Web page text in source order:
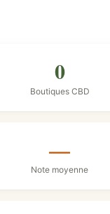
0
Boutiques CBD
—
Note moyenne